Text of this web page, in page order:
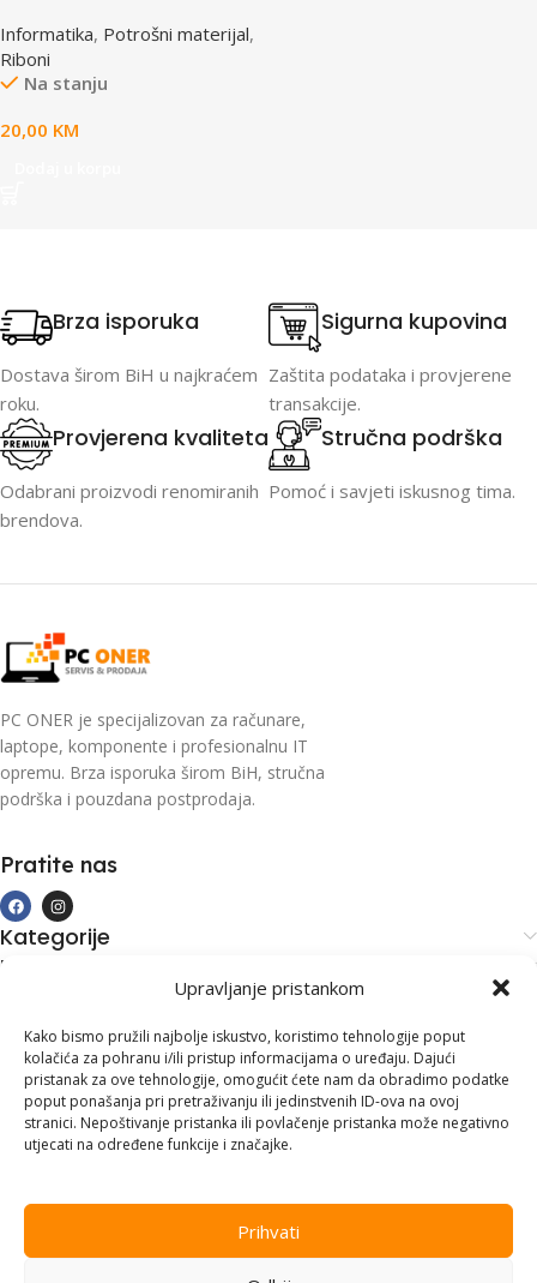
Upravljanje pristankom
Kako bismo pružili najbolje iskustvo, koristimo tehnologije poput
kolačića za pohranu i/ili pristup informacijama o uređaju. Dajući
pristanak za ove tehnologije, omogućit ćete nam da obradimo podatke
poput ponašanja pri pretraživanju ili jedinstvenih ID-ova na ovoj
stranici. Nepoštivanje pristanka ili povlačenje pristanka može negativno
utjecati na određene funkcije i značajke.
Prihvati
/4X0/5X0/8X0 (A4)S015633
Informatika, Potrošni materijal,
Riboni
Na stanju
20,00 KM
Brza isporuka
Dostava širom BiH u najkraćem
roku.
Sigurna kupovina
Zaštita podataka i provjerene
transakcije.
Provjerena kvaliteta
Odabrani proizvodi renomiranih
brendova.
Stručna podrška
Pomoć i savjeti iskusnog tima.
PC ONER je specijalizovan za računare,
laptope, komponente i profesionalnu IT
opremu. Brza isporuka širom BiH, stručna
podrška i pouzdana postprodaja.
Pratite nas
Kategorije
Kupovina i podrška
Kontakt informacije
Branilaca Bosne, 75 300 Lukavac
+387 35 555 999
info@pconer.ba